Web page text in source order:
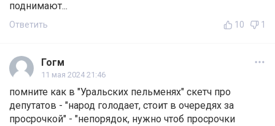
поднимают...
Ответить 10 1
Гогм
11 мая 2024 21:46
помните как в "Уральских пельменях" скетч про
депутатов - "народ голодает, стоит в очередях за
просрочкой" - "непорядок, нужно чтоб просрочки